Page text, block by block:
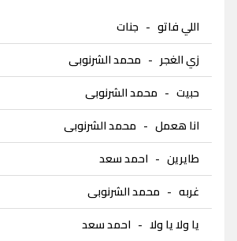
اللي فاتو - جنات
زي الغجر - محمد الشرنوبى
حبيت - محمد الشرنوبى
انا هعمل - محمد الشرنوبى
طايرين - احمد سعد
غربه - محمد الشرنوبى
يا ولا يا ولا - احمد سعد